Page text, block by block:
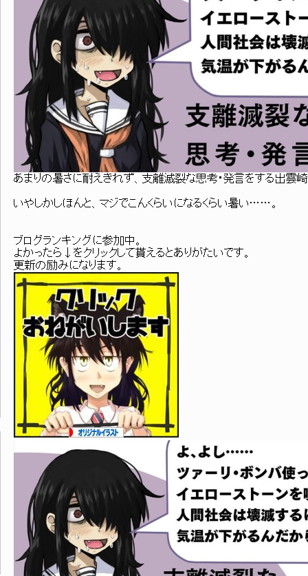
あまりの暑さに耐えきれず、支離滅裂な思考・発言をする出雲
いやしかしほんと、マジでこんくらいになるくらい暑い……。
ブログランキングに参加中。
よかったら↓をクリックして貰えるとありがたいです。
更新の励みになります。